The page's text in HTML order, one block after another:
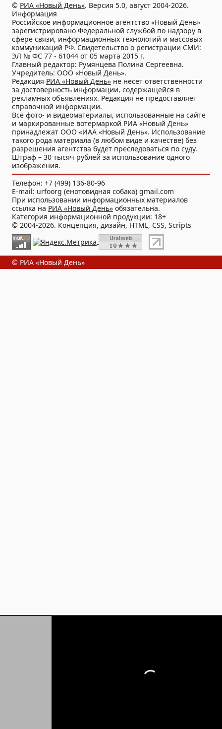
© РИА «Новый День». Версия 5.0, август 2004-2026.
Информация
Российское информационное агентство «Новый День»
зарегистрировано Федеральной службой по надзору в
сфере связи, информационных технологий и массовых
коммуникаций РФ. Свидетельство о регистрации СМИ:
ЭЛ № ФС 77 - 61044 от 05 марта 2015 г.
Главный редактор: Румянцева Полина Сергеевна.
Учредитель: ООО «Новый День».
Редакция РИА «Новый День» не несет ответственности
за достоверность информации, содержащейся в
рекламных объявлениях. Редакция не предоставляет
справочной информации.
Все фото- и видеоматериалы, использованные на сайте
и маркированные вотермаркой РИА «Новый День»
принадлежат ООО «ИАА «Новый День». Использование
такого рода материала (в любом виде и качестве) без
разрешения агентства будет преследоваться по суду.
Штраф – 30 тысяч рублей за использование одного
изображения.
Телефон: +7 (499) 136-80-96
E-mail: urfoorg (енотовидная собака) gmail.com
При использовании информационных материалов
ссылка на РИА «Новый День» обязательна.
Категория информационной продукции: 18+
© 2004-2026. Концепция, дизайн, HTML, CSS, Scripts
© РИА «Новый День»